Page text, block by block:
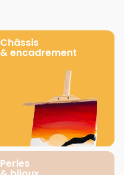
Châssis
& encadrement
Perles